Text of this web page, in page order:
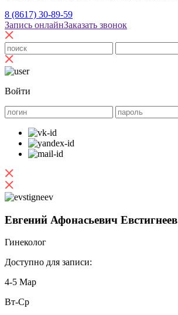
8 (8617) 30-89-59
Запись онлайнЗаказать звонок
Войти
Евгений Афонасьевич Евстигнеев
Гинеколог
Доступно для записи:
4-5 Мар
Вт-Ср